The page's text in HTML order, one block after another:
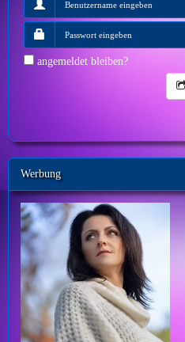
angemeldet bleiben?
Werbung